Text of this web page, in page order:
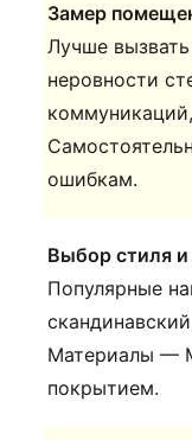
Замер
Лучше
неровности
ошибкам.
Выбор стиля
Популярные
Материалы —
покрытием.